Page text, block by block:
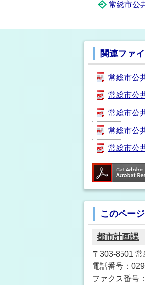
常総市公
関連ファ
常総市公
常総市公
常総市公
常総市公
常総市公
このペー
都市計画課
〒303-8501 常
電話番号：
ファクス番号